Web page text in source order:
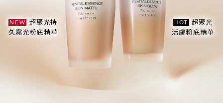
NEW
超聚光持
久霧光粉底精華
HOT
超聚光
活膚粉底精華